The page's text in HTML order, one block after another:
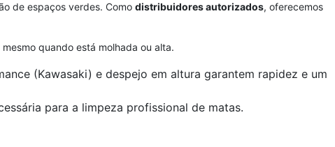
de espaços verdes. Como distribuidores autorizados, oferecemos
quando está molhada ou alta.
(Kawasaki) e despejo em altura garantem rapidez e um
para a limpeza profissional de matas.